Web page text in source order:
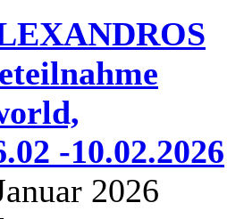
-10.02.2026
2026